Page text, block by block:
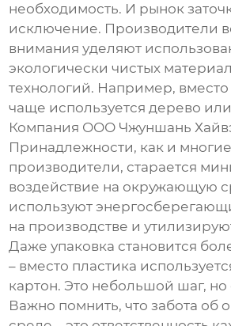
необходимость. И рынок
исключение. Производители
внимания уделяют
экологически чистых
технологий. Например, вместо
чаще используется дерево
Компания ООО Чжуншань
Принадлежности, как и
производители, старается
воздействие на окружающую
используют
на производстве и
Даже упаковка становится
– вместо пластика
картон. Это небольшой шаг, но
Важно помнить, что забота об